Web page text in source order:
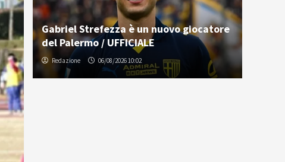
Gabriel Strefezza è un nuovo giocatore
del Palermo / UFFICIALE
Redazione 06/08/2026 10:02